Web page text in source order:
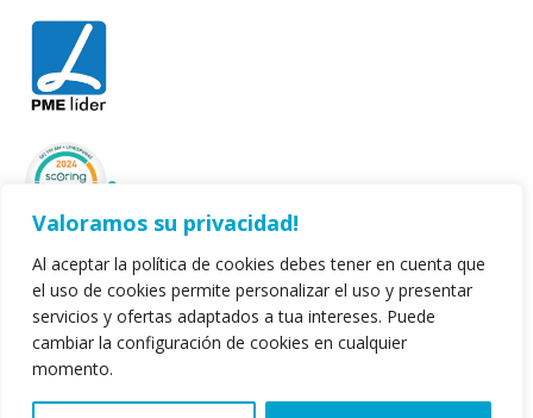
Valoramos su privacidad!
Al aceptar la política de cookies debes tener en cuenta que
el uso de cookies permite personalizar el uso y presentar
servicios y ofertas adaptados a tua intereses. Puede
cambiar la configuración de cookies en cualquier
momento.